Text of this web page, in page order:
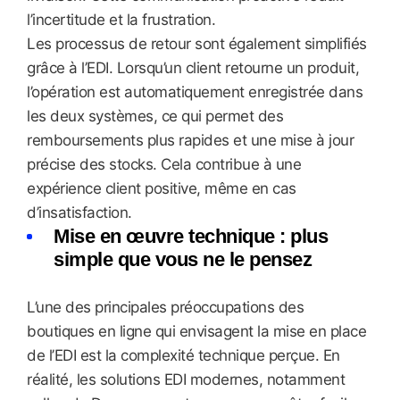
l’incertitude et la frustration.
Les processus de retour sont également simplifiés
grâce à l’EDI. Lorsqu’un client retourne un produit,
l’opération est automatiquement enregistrée dans
les deux systèmes, ce qui permet des
remboursements plus rapides et une mise à jour
précise des stocks. Cela contribue à une
expérience client positive, même en cas
d’insatisfaction.
Mise en œuvre technique : plus
simple que vous ne le pensez
L’une des principales préoccupations des
boutiques en ligne qui envisagent la mise en place
de l’EDI est la complexité technique perçue. En
réalité, les solutions EDI modernes, notamment